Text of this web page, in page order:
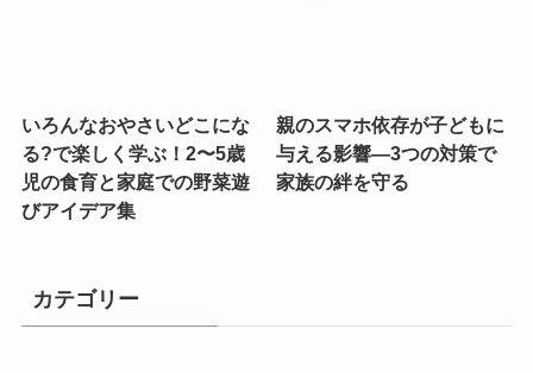
いろんなおやさいどこにな
る?で楽しく学ぶ！2〜5歳
児の食育と家庭での野菜遊
びアイデア集
親のスマホ依存が子どもに
与える影響—3つの対策で
家族の絆を守る
カテゴリー